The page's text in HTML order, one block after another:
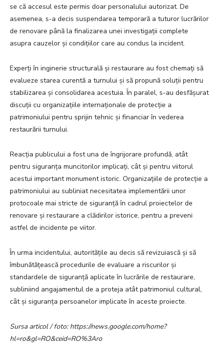
se că accesul este permis doar personalului autorizat. De
asemenea, s-a decis suspendarea temporară a tuturor lucrărilor
de renovare până la finalizarea unei investigații complete
asupra cauzelor și condițiilor care au condus la incident.
Experți în inginerie structurală și restaurare au fost chemați să
evalueze starea curentă a turnului și să propună soluții pentru
stabilizarea și consolidarea acestuia. În paralel, s-au desfășurat
discuții cu organizațiile internaționale de protecție a
patrimoniului pentru sprijin tehnic și financiar în vederea
restaurării turnului.
Reacția publicului a fost una de îngrijorare profundă, atât
pentru siguranța muncitorilor implicați, cât și pentru viitorul
acestui important monument istoric. Organizațiile de protecție a
patrimoniului au subliniat necesitatea implementării unor
protocoale mai stricte de siguranță în cadrul proiectelor de
renovare și restaurare a clădirilor istorice, pentru a preveni
astfel de incidente pe viitor.
În urma incidentului, autoritățile au decis să revizuiască și să
îmbunătățească procedurile de evaluare a riscurilor și
standardele de siguranță aplicate în lucrările de restaurare,
subliniind angajamentul de a proteja atât patrimoniul cultural,
cât și siguranța persoanelor implicate în aceste proiecte.
Sursa articol / foto: https://news.google.com/home?
hl=ro&gl=RO&ceid=RO%3Aro